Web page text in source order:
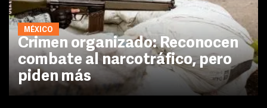
MÉXICO
Crimen organizado: Reconocen
combate al narcotráfico, pero
piden más